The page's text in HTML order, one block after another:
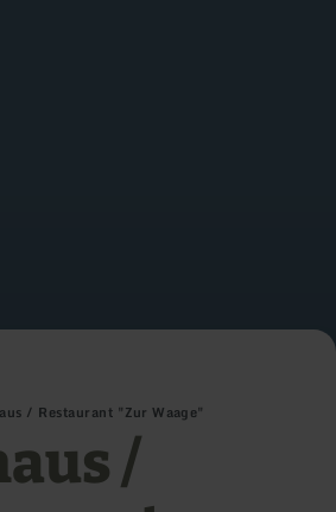
/ Restaurant "Zur Waage"
/